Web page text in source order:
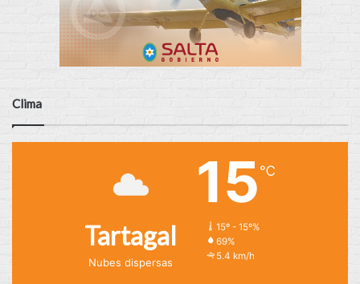
Clima
Tartagal
Nubes dispersas
15 ℃
15º - 15º%
69%
5.4 km/h